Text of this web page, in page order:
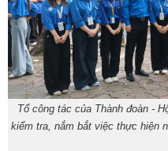
Tổ công tác của Thành đoàn -
kiểm tra, nắm bắt việc thực hiện